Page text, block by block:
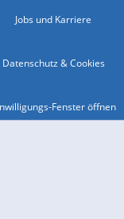
Jobs und Karriere
Datenschutz & Cookies
Fenster öffnen